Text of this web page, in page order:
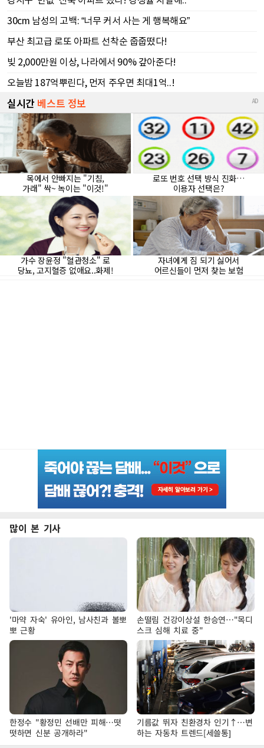
많이 본 기사
'마약 자숙' 유아인, 남사친과 볼뽀
뽀 근황
손떨림 건강이상설 한승연…"목디
스크 심해 치료 중"
한정수 "황정민 선배만 피해…떳
떳하면 신분 공개하라"
기름값 뛰자 친환경차 인기↑…변
하는 자동차 트렌드[세쓸통]